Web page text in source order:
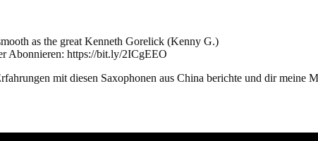
as the great Kenneth Gorelick (Kenny G.)
Abonnieren: https://bit.ly/2ICgEEO
mit diesen Saxophonen aus China berichte und dir meine